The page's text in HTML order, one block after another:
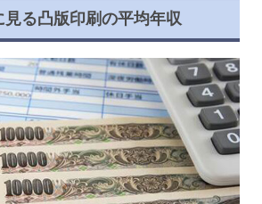
る凸版印刷の平均年収